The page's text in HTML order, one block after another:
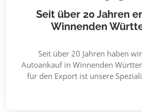
Seit über 20 Jahren
Winnenden
Seit über 20 Jahren haben
Autoankauf in Winnenden
für den Export ist unsere